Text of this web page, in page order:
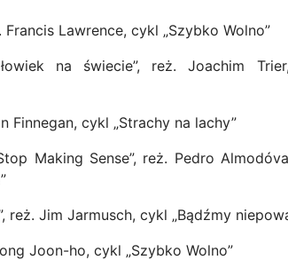
Francis Lawrence, cykl „Szybko Wolno”
na świecie”, reż. Joachim
Finnegan, cykl „Strachy na lachy”
Making Sense”, reż. Pedro
reż. Jim Jarmusch, cykl „Bądźmy
Joon-ho, cykl „Szybko Wolno”